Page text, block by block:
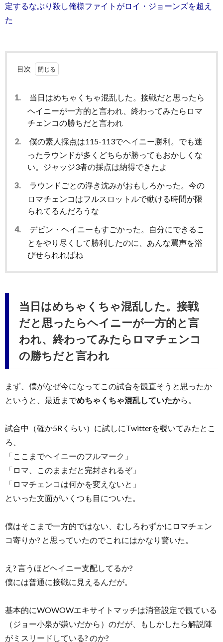
定するなぶり殺し俺様ファイトがロイ・ジョーンズを超え
た
目次
1.
当日はめちゃくちゃ混乱した。接戦だと思ったら
ヘイニーが一方的と言われ、終わってみたらロマ
チェンコの勝ちだと言われ
2.
僕の素人採点は115-113でヘイニー勝利。でも迷
ったラウンドが多くどちらが勝ってもおかしくな
い。ジャッジ3者の採点は納得できたよ
3.
ラウンドごとの浮き沈みがおもしろかった。今の
ロマチェンコはフルスロットルで動ける時間が限
られてるんだろうな
4.
デビン・ヘイニーもすごかった。自分にできるこ
とをやり尽くして勝利したのに、あんな罵声を浴
びせられればね
当日はめちゃくちゃ混乱した。接戦
だと思ったらヘイニーが一方的と言
われ、終わってみたらロマチェンコ
の勝ちだと言われ
まず、僕がなぜ今になってこの試合を観直そうと思ったか
というと、最近までめちゃくちゃ混乱していたから。
試合中（確か5Rくらい）に試しにTwitterを覗いてみたとこ
ろ、
「ここまでヘイニーのフルマーク」
「ロマ、このままだと完封されるぞ」
「ロマチェンコは何かを変えないと」
といった文面がいくつも目についた。
僕はそこまで一方的ではない、むしろわずかにロマチェン
コ寄りか? と思っていたのでこれにはかなり驚いた。
え? 言うほどヘイニー支配してるか?
僕には普通に接戦に見えるんだが。
基本的にWOWOWエキサイトマッチは消音設定で観ている
（ジョー小泉が嫌いだから）のだが、もしかしたら解説陣
がミスリードしている? のか?